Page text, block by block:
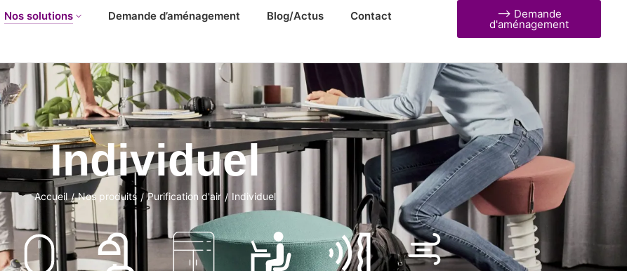
Nos solutions Demande d’aménagement Blog/Actus Contact ⟶ Demande
d'aménagement
Individuel
Accueil / Nos produits / Purification d'air / Individuel